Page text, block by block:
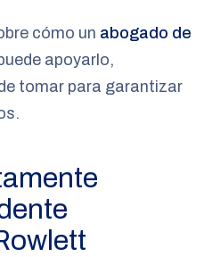
cómo un abogado de
apoyarlo,
tomar para garantizar